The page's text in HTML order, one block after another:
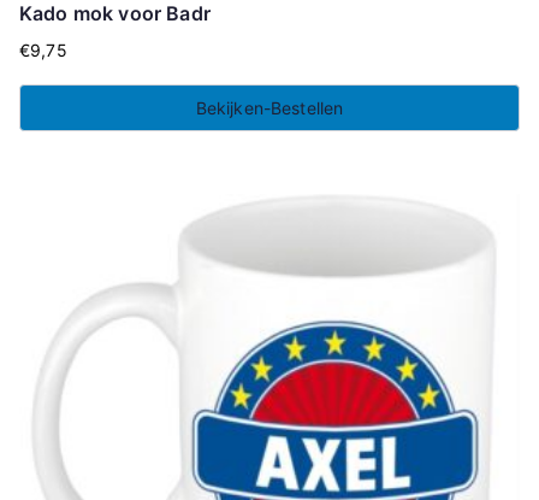
Kado mok voor Badr
€9,75
Bekijken-Bestellen